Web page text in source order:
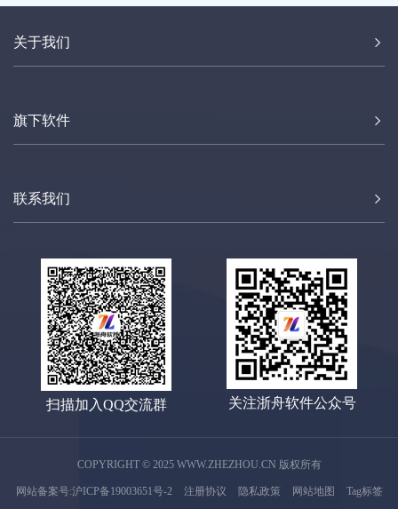
关于我们
旗下软件
联系我们
扫描加入QQ交流群 关注浙舟软件公众号
COPYRIGHT © 2025 WWW.ZHEZHOU.CN 版权所有
网站备案号:沪ICP备19003651号-2 注册协议 隐私政策 网站地图 Tag标签